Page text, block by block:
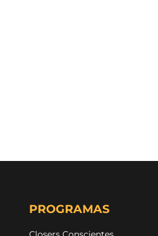
PROGRAMAS